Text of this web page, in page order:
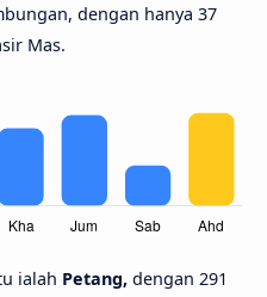
dengan hanya 37
Mas.
ialah Petang, dengan 291